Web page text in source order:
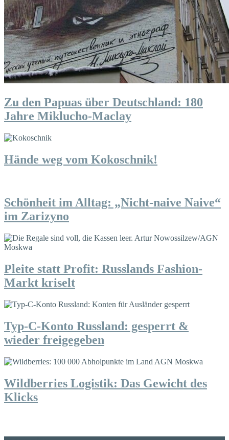
Zu den Papuas über Deutschland: 180
Jahre Miklucho-Maclay
Hände weg vom Kokoschnik!
Schönheit im Alltag: „Nicht-naive Naive“
im Zarizyno
Pleite statt Profit: Russlands Fashion-
Markt kriselt
Typ-C-Konto Russland: gesperrt &
wieder freigegeben
Wildberries Logistik: Das Gewicht des
Klicks